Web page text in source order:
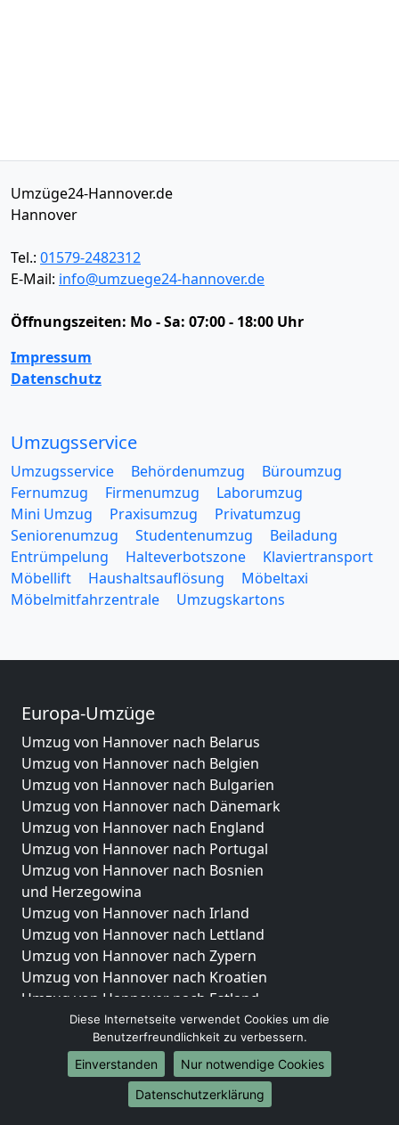
Umzüge24-Hannover.de
Hannover
Tel.: 01579-2482312
E-Mail: info@umzuege24-hannover.de
Öffnungszeiten: Mo - Sa: 07:00 - 18:00 Uhr
Impressum
Datenschutz
Umzugsservice
Umzugsservice Behördenumzug
Büroumzug
Fernumzug
Firmenumzug
Laborumzug
Mini Umzug
Praxisumzug
Privatumzug
Seniorenumzug
Studentenumzug
Beiladung
Entrümpelung
Halteverbotszone
Klaviertransport
Möbellift
Haushaltsauflösung
Möbeltaxi
Möbelmitfahrzentrale
Umzugskartons
Europa-Umzüge
Umzug von Hannover nach Belarus
Umzug von Hannover nach Belgien
Umzug von Hannover nach Bulgarien
Umzug von Hannover nach Dänemark
Umzug von Hannover nach England
Umzug von Hannover nach Portugal
Umzug von Hannover nach Bosnien
und Herzegowina
Umzug von Hannover nach Irland
Umzug von Hannover nach Lettland
Umzug von Hannover nach Zypern
Umzug von Hannover nach Kroatien
Umzug von Hannover nach Estland
Umzug von Hannover nach Finnland
Umzug von Hannover nach Frankreich
Umzug von Hannover nach Griechenland
Umzug von Hannover nach Italien
Umzug von Hannover nach Liechtenstein
Diese Internetseite verwendet Cookies um die
Benutzerfreundlichkeit zu verbessern.
Einverstanden
Nur notwendige Cookies
Datenschutzerklärung